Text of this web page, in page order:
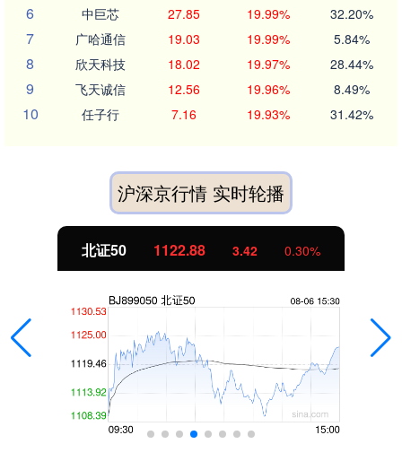
6 中巨芯 27.85 19.99% 32.20%
7 广哈通信 19.03 19.99% 5.84%
8 欣天科技 18.02 19.97% 28.44%
9 飞天诚信 12.56 19.96% 8.49%
10 任子行 7.16 19.93% 31.42%
沪深京行情 实时轮播
创业板指 3515.56 -19.58 -0.55%